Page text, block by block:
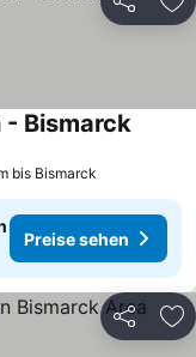
Teilen
- BismarckPreise
bis Bismarck
Preise sehen
Teilen